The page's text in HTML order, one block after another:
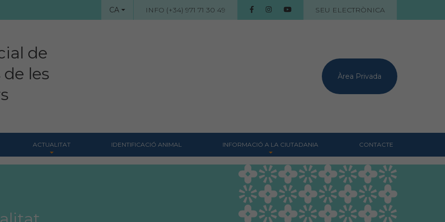
CA INFO (+34) 971 71 30 49 SEU ELECTRÒNICA
de
les
Àrea Privada
ACTUALITAT IDENTIFICACIÓ ANIMAL INFORMACIÓ A LA CIUTADANIA
Centres veterinaris
Col·legiats
Consells per a les teves
mascotes
CONTACTE